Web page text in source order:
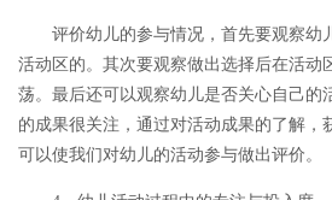
评价幼儿的参与情况，首先要观察幼
活动区的。其次要观察做出选择后在活
荡。最后还可以观察幼儿是否关心自己
的成果很关注，通过对活动成果的了解
可以使我们对幼儿的活动参与做出评价。